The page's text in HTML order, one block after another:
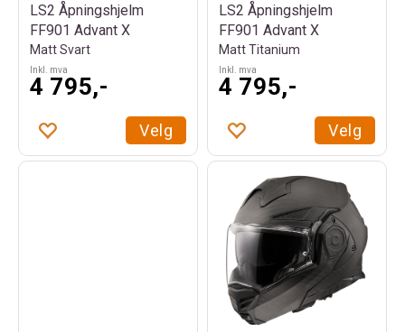
LS2 Åpningshjelm
FF901 Advant X
Matt Svart
Inkl. mva
4 795,-
Velg
LS2 Åpningshjelm
FF901 Advant X
Matt Titanium
Inkl. mva
4 795,-
Velg